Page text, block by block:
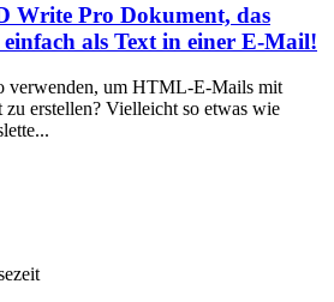
Write Pro Dokument, das
als Text in einer E-Mail!
verwenden, um HTML-E-Mails mit
erstellen? Vielleicht so etwas wie